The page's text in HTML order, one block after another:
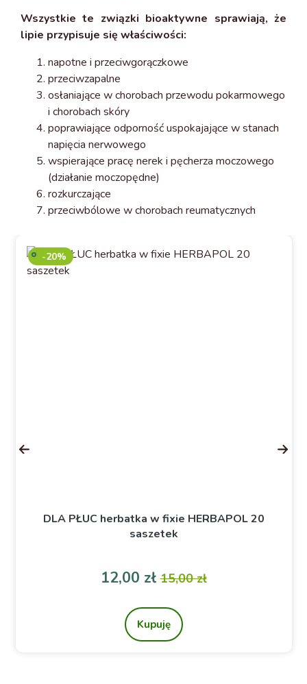
Wszystkie te związki bioaktywne sprawiają, że
lipie przypisuje się właściwości:
napotne i przeciwgorączkowe
przeciwzapalne
osłaniające w chorobach przewodu pokarmowego
i chorobach skóry
poprawiające odporność uspokajające w stanach
napięcia nerwowego
wspierające pracę nerek i pęcherza moczowego
(działanie moczopędne)
rozkurczające
przeciwbólowe w chorobach reumatycznych
DLA PŁUC herbatka w fixie HERBAPOL 20
saszetek
Cena
12,00 złCena podstawowa
15,00 zł
Kupuję
-20%